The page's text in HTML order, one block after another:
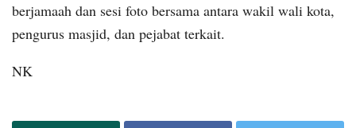
berjamaah dan sesi foto bersama antara wakil wali kota,
pengurus masjid, dan pejabat terkait.
NK